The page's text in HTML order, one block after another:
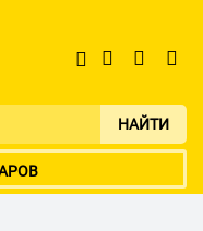
НАЙТИ